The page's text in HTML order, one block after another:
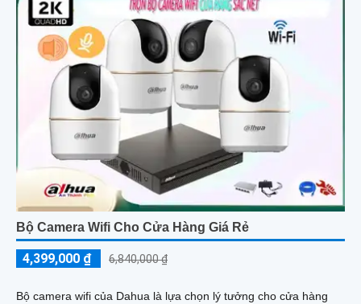
Bộ Camera Wifi Cho Cửa Hàng Giá Rẻ
4,399,000 ₫ 6,840,000 ₫
Bộ camera wifi của Dahua là lựa chọn lý tưởng cho cửa hàng